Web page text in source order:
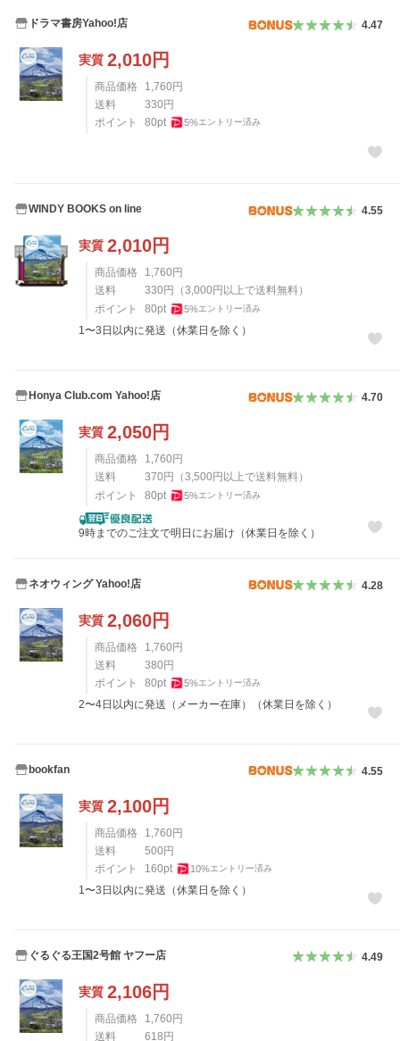
ドラマ書房Yahoo!店 4.47
実質 2,010円
商品価格 1,760 円
送料
330 円
ポイント
80pt 5%エントリー済み
WINDY BOOKS on line 4.55
実質 2,010円
商品価格 1,760 円
送料
330 円 （3,000 円以上で送料無料）
ポイント
80pt 5%エントリー済み
1〜3日以内に発送（休業日を除く）
Honya Club.com Yahoo!店 4.70
実質 2,050円
商品価格 1,760 円
送料
370 円 （3,500 円以上で送料無料）
ポイント
80pt 5%エントリー済み
9時までのご注文で明日にお届け（休業日を除く）
ネオウィング Yahoo!店 4.28
実質 2,060円
商品価格 1,760円
送料
380円
ポイント
80pt 5%エントリー済み
2〜4日以内に発送（メーカー在庫）（休業日を除く）
bookfan 4.55
実質 2,100円
商品価格 1,760円
送料
500円
ポイント
160pt 10%エントリー済み
1〜3日以内に発送（休業日を除く）
ぐるぐる王国2号館 ヤフー店 4.49
実質 2,106円
商品価格 1,760円
送料
618円